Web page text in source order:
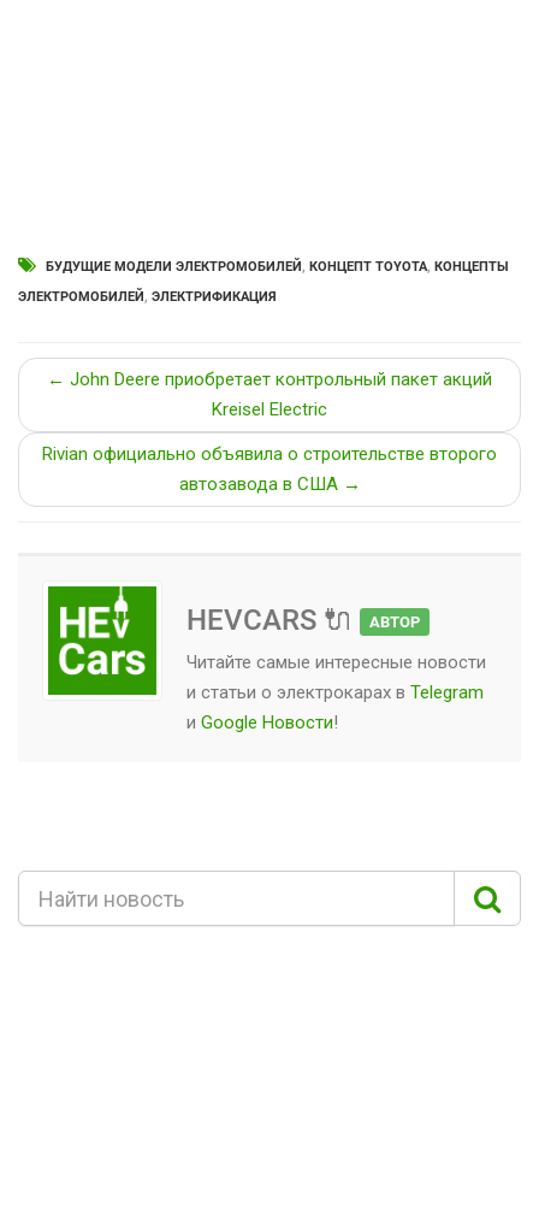
БУДУЩИЕ МОДЕЛИ ЭЛЕКТРОМОБИЛЕЙ, КОНЦЕПТ TOYOTA, КОНЦЕПТЫ
ЭЛЕКТРОМОБИЛЕЙ, ЭЛЕКТРИФИКАЦИЯ
← John Deere приобретает контрольный пакет акций
Kreisel Electric
Rivian официально объявила о строительстве второго
автозавода в США →
HEVCARS 🔌 АВТОР
Читайте самые интересные новости
и статьи о электрокарах в Telegram
и Google Новости!